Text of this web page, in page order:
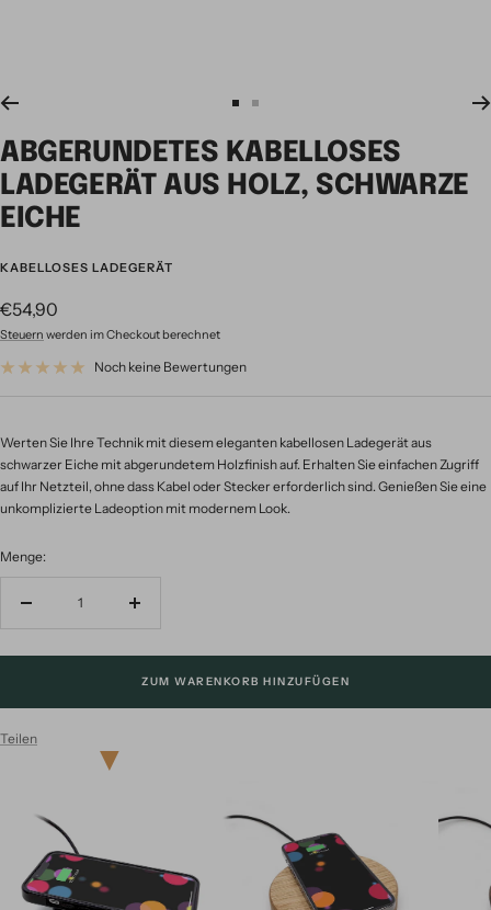
Zur
1
gehen
Zur
2
gehen
ABGERUNDETES KABELLOSES
LADEGERÄT AUS HOLZ, SCHWARZE
EICHE
KABELLOSES LADEGERÄT
Angebotspreis
€54,90
Steuern werden im Checkout berechnet
Noch keine Bewertungen
Werten Sie Ihre Technik mit diesem eleganten kabellosen Ladegerät aus
schwarzer Eiche mit abgerundetem Holzfinish auf. Erhalten Sie einfachen Zugriff
auf Ihr Netzteil, ohne dass Kabel oder Stecker erforderlich sind. Genießen Sie eine
unkomplizierte Ladeoption mit modernem Look.
Menge:
Menge
ZUM WARENKORB HINZUFÜGEN
Teilen